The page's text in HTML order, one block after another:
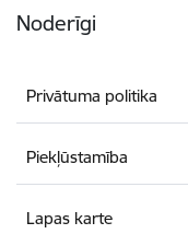
Noderīgi
Privātuma politika
Piekļūstamība
Lapas karte